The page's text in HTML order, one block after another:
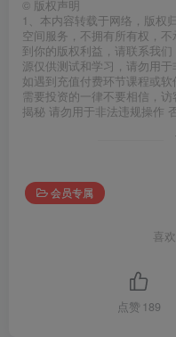
© 版权声明
1、本内容转载于网络，版权
空间服务，不拥有所有权，
到你的版权利益，请联系我
源仅供测试和学习，请勿用于
如遇到充值付费环节课程或
需要投资的一律不要相信，
揭秘 请勿用于非法违规操作
会员专属
喜
点赞 189